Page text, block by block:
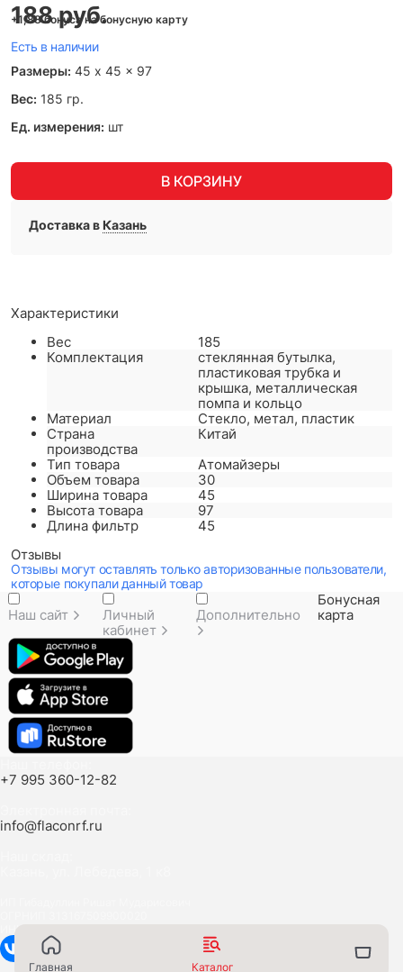
188 руб.
+1,88 бонуса на бонусную карту
Есть в наличии
Размеры: 45 x 45 x 97
Вес: 185 гр.
Ед. измерения: шт
В КОРЗИНУ
Доставка в Казань
Характеристики
Вес
185
Комплектация
стеклянная бутылка,
пластиковая трубка и
крышка, металлическая
помпа и кольцо
Материал
Стекло, метал, пластик
Страна
производства
Китай
Тип товара
Атомайзеры
Объем товара
30
Ширина товара
45
Высота товара
97
Длина фильтр
45
Отзывы
Отзывы могут оставлять только авторизованные пользователи,
которые покупали данный товар
Наш сайт
Личный
кабинет
Дополнительно
Бонусная
карта
+7 995 360-12-82
info@flaconrf.ru
ИНН 161201708050
Главная Каталог